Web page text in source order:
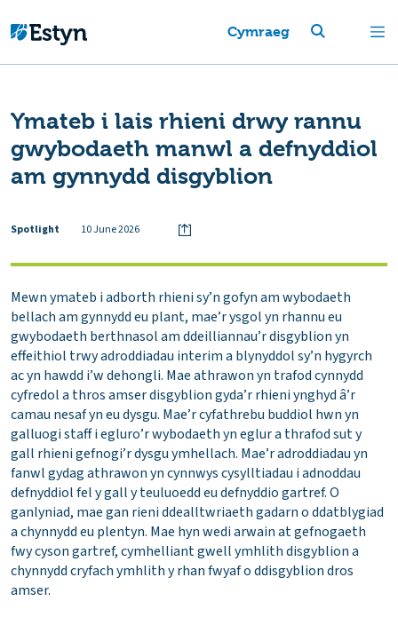
Cymraeg
Ymateb i lais rhieni drwy rannu
gwybodaeth manwl a defnyddiol
am gynnydd disgyblion
Spotlight 10 June 2026
Mewn ymateb i adborth rhieni sy’n gofyn am wybodaeth
bellach am gynnydd eu plant, mae’r ysgol yn rhannu eu
gwybodaeth berthnasol am ddeilliannau’r disgyblion yn
effeithiol trwy adroddiadau interim a blynyddol sy’n hygyrch
ac yn hawdd i’w dehongli. Mae athrawon yn trafod cynnydd
cyfredol a thros amser disgyblion gyda’r rhieni ynghyd â’r
camau nesaf yn eu dysgu. Mae’r cyfathrebu buddiol hwn yn
galluogi staff i egluro’r wybodaeth yn eglur a thrafod sut y
gall rhieni gefnogi’r dysgu ymhellach. Mae’r adroddiadau yn
fanwl gydag athrawon yn cynnwys cysylltiadau i adnoddau
defnyddiol fel y gall y teuluoedd eu defnyddio gartref. O
ganlyniad, mae gan rieni ddealltwriaeth gadarn o ddatblygiad
a chynnydd eu plentyn. Mae hyn wedi arwain at gefnogaeth
fwy cyson gartref, cymhelliant gwell ymhlith disgyblion a
chynnydd cryfach ymhlith y rhan fwyaf o ddisgyblion dros
amser.